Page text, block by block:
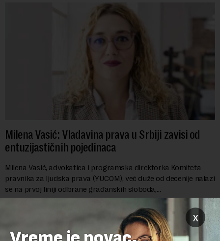
Milena Vasić: Vladavina prava u Srbiji zavisi od
entuzijastičnih pojedinaca
Milena Vasić, advokatica i programska direktorka Komiteta
pravnika za ljudska prava (YUCOM), već duže od decenije nalazi
se na prvoj liniji odbrane građanskih sloboda,
marginalizovanih grupa, žrtava diskrimi...
x